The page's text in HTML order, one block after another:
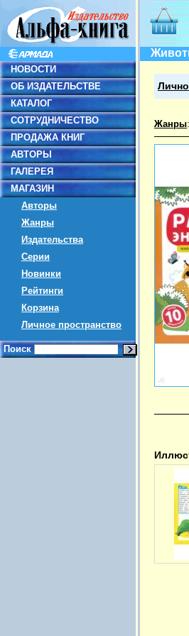
НОВОСТИ
ОБ ИЗДАТЕЛЬСТВЕ
КАТАЛОГ
СОТРУДНИЧЕСТВО
ПРОДАЖА КНИГ
АВТОРЫ
ГАЛЕРЕЯ
МАГАЗИН
Авторы
Жанры
Издательства
Серии
Новинки
Рейтинги
Корзина
Личное пространство
Поиск
Жанры: